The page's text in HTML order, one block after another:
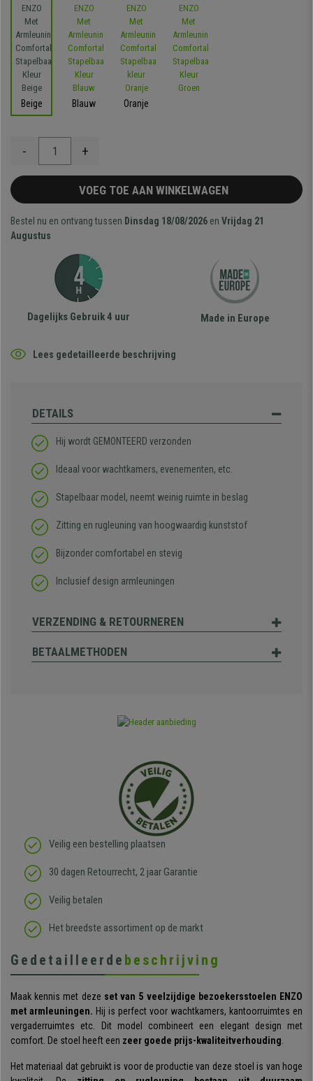
Beige Blauw Oranje
- +
VOEG TOE AAN WINKELWAGEN
Bestel nu en ontvang tussen Dinsdag 18/08/2026 en Vrijdag 21
Augustus
Dagelijks Gebruik 4 uur Made in Europe
Lees gedetailleerde beschrijving
DETAILS
Hij wordt GEMONTEERD verzonden
Ideaal voor wachtkamers, evenementen, etc.
Stapelbaar model, neemt weinig ruimte in beslag
Zitting en rugleuning van hoogwaardig kunststof
Bijzonder comfortabel en stevig
Inclusief design armleuningen
VERZENDING & RETOURNEREN
BETAALMETHODEN
Veilig een bestelling plaatsen
30 dagen Retourrecht, 2 jaar Garantie
Veilig betalen
Het breedste assortiment op de markt
Gedetailleerde beschrijving
Maak kennis met deze set van 5 veelzijdige bezoekersstoelen ENZO
met armleuningen. Hij is perfect voor wachtkamers, kantoorruimtes en
vergaderruimtes etc. Dit model combineert een elegant design met
comfort. De stoel heeft een zeer goede prijs-kwaliteitverhouding.
Het materiaal dat gebruikt is voor de productie van deze stoel is van hoge